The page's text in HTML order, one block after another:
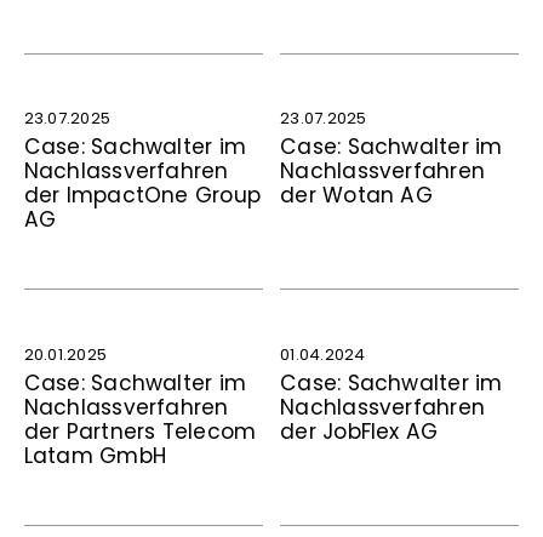
23.07.2025
Case: Sachwalter im
Nachlassverfahren
der ImpactOne Group
AG
23.07.2025
Case: Sachwalter im
Nachlassverfahren
der Wotan AG
20.01.2025
Case: Sachwalter im
Nach­lass­ver­fahren
der Partners Telecom
Latam GmbH
01.04.2024
Case: Sachwalter im
Nachlassverfahren
der JobFlex AG